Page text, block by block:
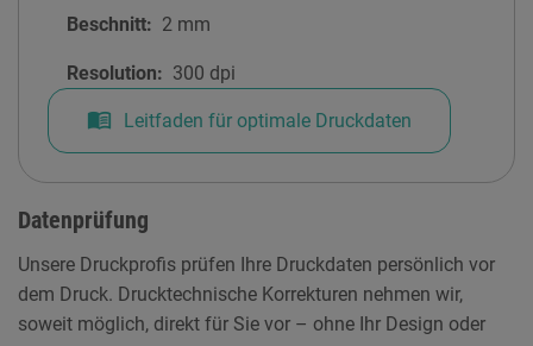
Beschnitt: 2 mm
Resolution: 300 dpi
menu_book Leitfaden für optimale Druckdaten
Datenprüfung
Unsere Druckprofis prüfen Ihre Druckdaten persönlich vor
dem Druck. Drucktechnische Korrekturen nehmen wir,
soweit möglich, direkt für Sie vor – ohne Ihr Design oder